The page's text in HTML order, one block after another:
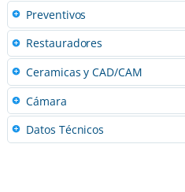
Preventivos
Restauradores
Ceramicas y CAD/CAM
Cámara
Datos Técnicos